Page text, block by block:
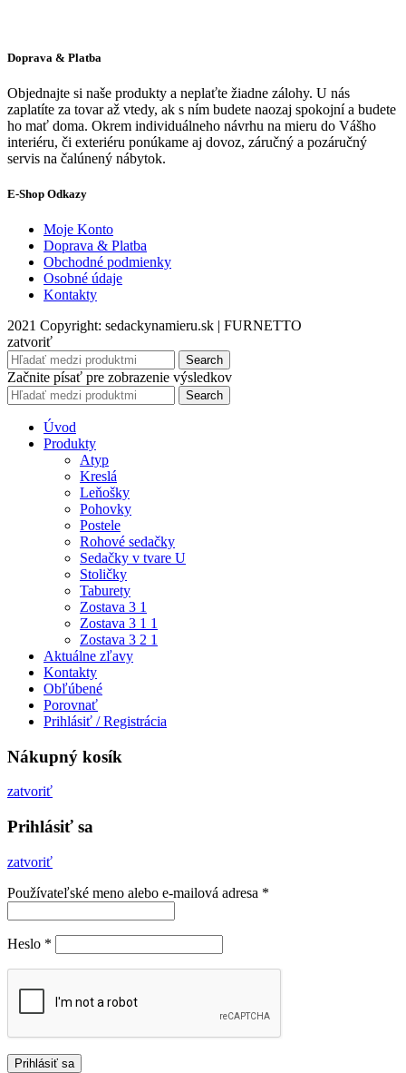
Doprava & Platba
Objednajte si naše produkty a neplaťte žiadne zálohy. U nás
zaplatíte za tovar až vtedy, ak s ním budete naozaj spokojní a budete
ho mať doma. Okrem individuálneho návrhu na mieru do Vášho
interiéru, či exteriéru ponúkame aj dovoz, záručný a pozáručný
servis na čalúnený nábytok.
E-Shop Odkazy
Moje Konto
Doprava & Platba
Obchodné podmienky
Osobné údaje
Kontakty
2021 Copyright: sedackynamieru.sk | FURNETTO
zatvoriť
Search
Začnite písať pre zobrazenie výsledkov
Search
Úvod
Produkty
Atyp
Kreslá
Leňošky
Pohovky
Postele
Rohové sedačky
Sedačky v tvare U
Stoličky
Taburety
Zostava 3 1
Zostava 3 1 1
Zostava 3 2 1
Aktuálne zľavy
Kontakty
Obľúbené
Porovnať
Prihlásiť / Registrácia
Nákupný kosík
zatvoriť
Prihlásiť sa
zatvoriť
Používateľské meno alebo e-mailová adresa *
Heslo *
Prihlásiť sa